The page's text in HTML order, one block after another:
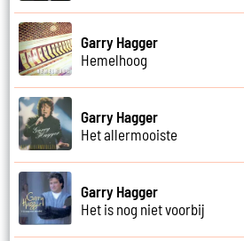
Garry Hagger
Hemelhoog
Garry Hagger
Het allermooiste
Garry Hagger
Het is nog niet voorbij